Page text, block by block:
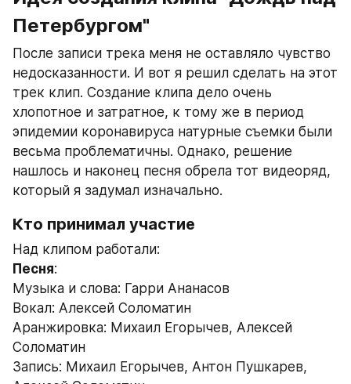
Петербургом"
После записи трека меня не оставляло чувство
недосказанности. И вот я решил сделать на этот
трек клип. Создание клипа дело очень
хлопотное и затратное, к тому же в период
эпидемии коронавируса натурные съемки были
весьма проблематичны. Однако, решение
нашлось и наконец песня обрела тот видеоряд,
который я задумал изначально.
Кто принимал участие
Над клипом работали:
Песня:
Музыка и слова: Гарри Ананасов
Вокал: Алексей Соломатин
Аранжировка: Михаил Егорычев, Алексей
Соломатин
Запись: Михаил Егорычев, Антон Пушкарев,